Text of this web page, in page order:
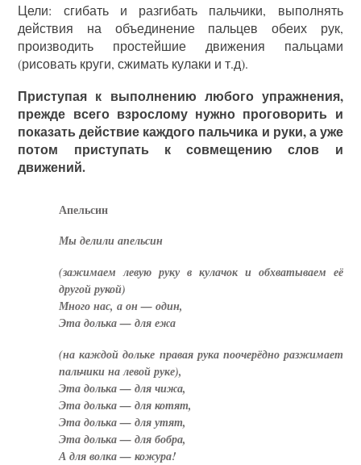
Цели: сгибать и разгибать пальчики, выполнять
действия на объединение пальцев обеих рук,
производить простейшие движения пальцами
(рисовать круги, сжимать кулаки и т.д).
Приступая к выполнению любого упражнения,
прежде всего взрослому нужно проговорить и
показать действие каждого пальчика и руки, а уже
потом приступать к совмещению слов и
движений.
Апельсин
Мы делили апельсин
(зажимаем левую руку в кулачок и обхватываем её
другой рукой)
Много нас, а он — один,
Эта долька — для ежа
(на каждой дольке правая рука поочерёдно разжимает
пальчики на левой руке),
Эта долька — для чижа,
Эта долька — для котят,
Эта долька — для утят,
Эта долька — для бобра,
А для волка — кожура!